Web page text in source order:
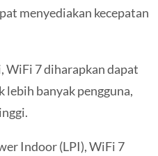
menyediakan kecepatan
WiFi 7 diharapkan dapat
lebih banyak pengguna,
Indoor (LPI), WiFi 7